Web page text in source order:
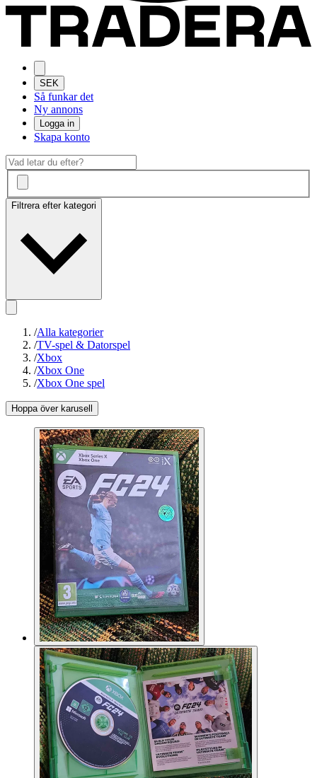
SEK
Så funkar det
Ny annons
Logga in
Skapa konto
Filtrera efter kategori
/Alla kategorier
/TV-spel & Datorspel
/Xbox
/Xbox One
/Xbox One spel
Hoppa över karusell